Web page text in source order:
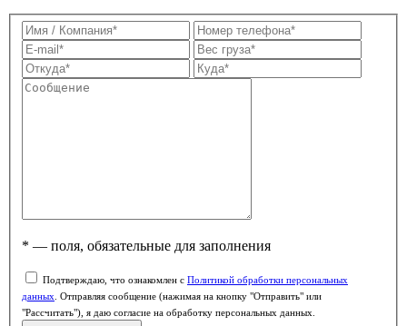
* — поля, обязательные для заполнения
Подтверждаю, что ознакомлен с Политикой обработки персональных
данных . Отправляя сообщение (нажимая на кнопку "Отправить" или
"Рассчитать"), я даю согласие на обработку персональных данных.